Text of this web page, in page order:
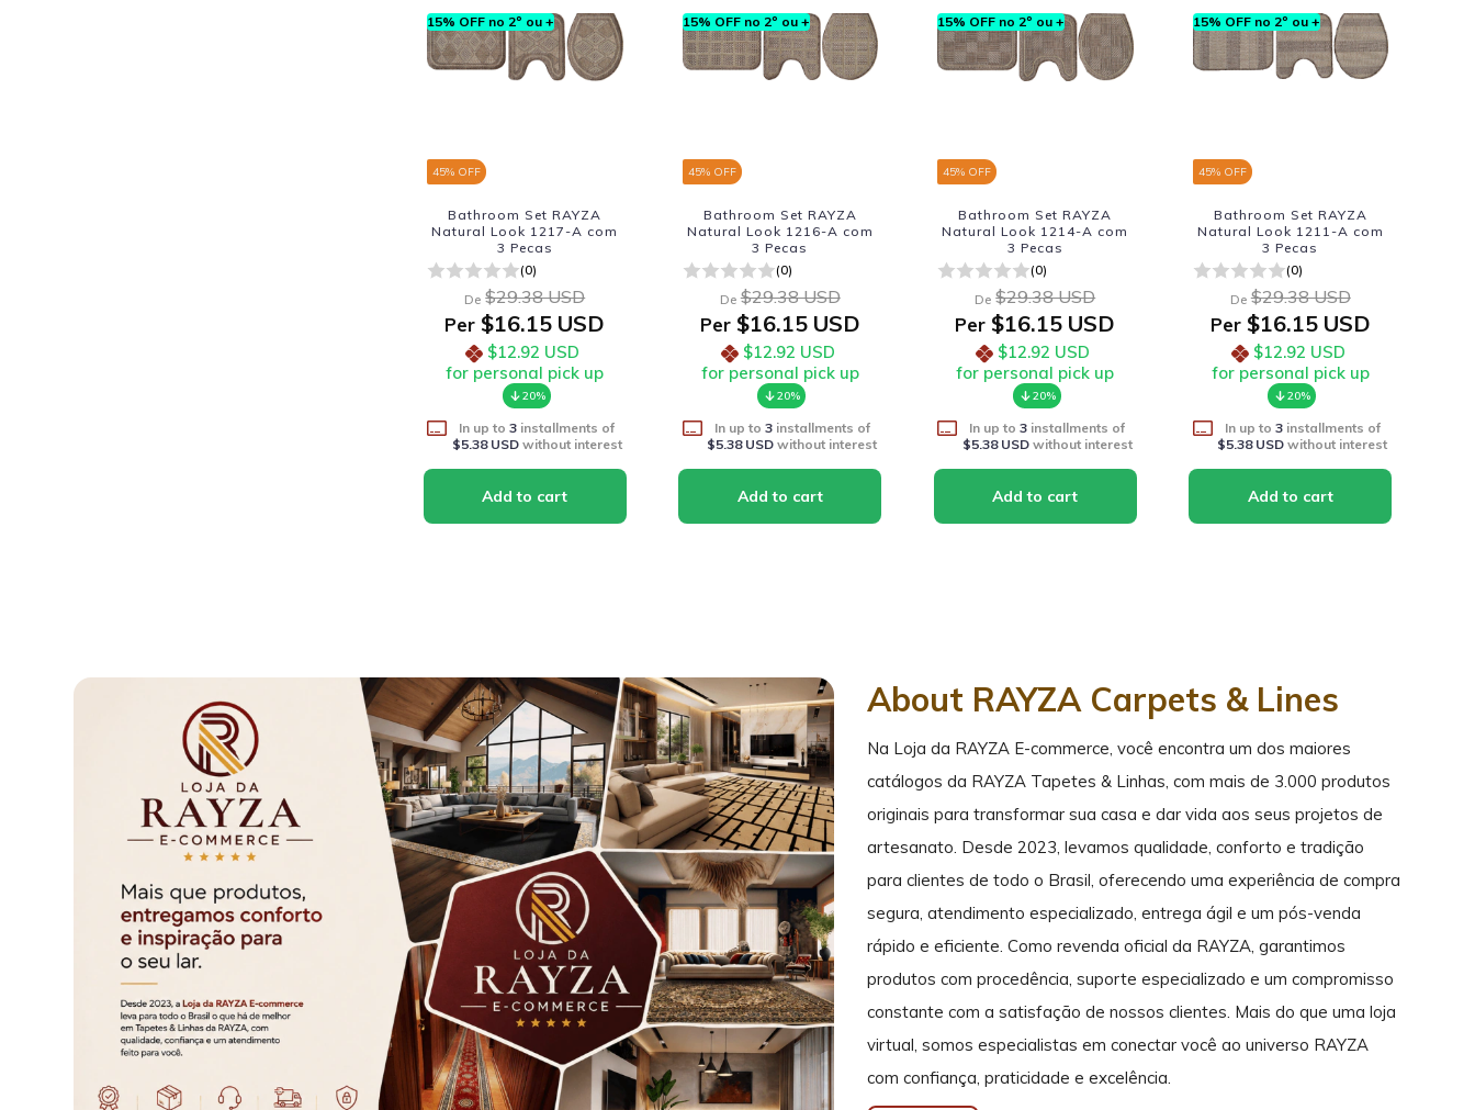
15% OFF no 2º ou +
45% OFF
Bathroom Set RAYZA
Natural Look 1217-A com
3 Pecas
(0)
De $29.38 USD
Per $16.15 USD
$12.92 USD
for personal pick up
20%
In up to3 installments of
$5.38 USDwithout interest
15% OFF no 2º ou +
45% OFF
Bathroom Set RAYZA
Natural Look 1216-A com
3 Pecas
(0)
De $29.38 USD
Per$16.15 USD
$12.92 USD
for personal pick up
20%
In up to 3installments of
$5.38 USD without interest
15% OFF no 2º ou +
45% OFF
Bathroom Set RAYZA
Natural Look 1214-A com
3 Pecas
(0)
De $29.38 USD
Per $16.15 USD
$12.92 USD
for personal pick up
20%
In up to3 installments of
$5.38 USDwithout interest
15% OFF no 2º ou +
45% OFF
Bathroom Set RAYZA
Natural Look 1211-A com
3 Pecas
(0)
De $29.38 USD
Per$16.15 USD
$12.92 USD
for personal pick up
20%
In up to 3installments of
$5.38 USD without interest
About RAYZA Carpets & Lines
Na Loja da RAYZA E-commerce, você encontra um dos maiores
catálogos da RAYZA Tapetes & Linhas, com mais de 3.000 produtos
originais para transformar sua casa e dar vida aos seus projetos de
artesanato. Desde 2023, levamos qualidade, conforto e tradição
para clientes de todo o Brasil, oferecendo uma experiência de compra
segura, atendimento especializado, entrega ágil e um pós-venda
rápido e eficiente. Como revenda oficial da RAYZA, garantimos
produtos com procedência, suporte especializado e um compromisso
constante com a satisfação de nossos clientes. Mais do que uma loja
virtual, somos especialistas em conectar você ao universo RAYZA
com confiança, praticidade e excelência.